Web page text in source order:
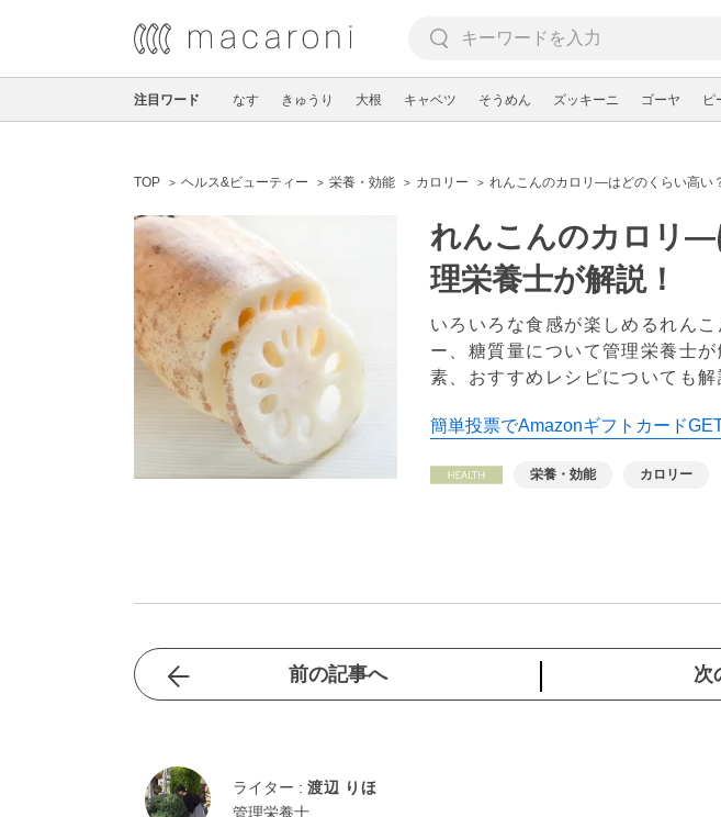
注目ワード なす きゅうり 大根 キャベツ そうめん ズッキーニ ゴーヤ ピ
TOP ヘルス&ビューティー 栄養・効能 カロリー れんこんのカロリ―はどのくらい高い
れんこんのカロリ―
理栄養士が解説！
いろいろな食感が楽しめるれん
ー、糖質量について管理栄養士
素、おすすめレシピについても
簡単投票でAmazonギフトカードGET
栄養・効能 カロリー
前の記事へ 次
ライター : 渡辺 りほ
管理栄養士